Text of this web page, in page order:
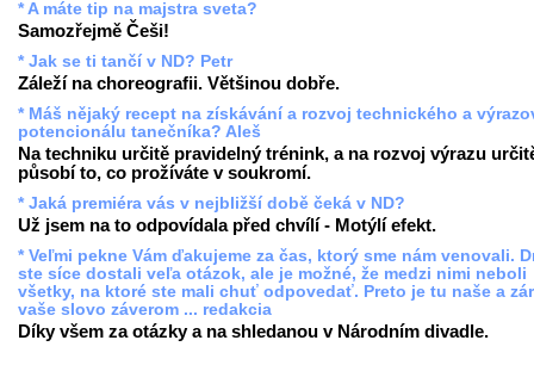
* A máte tip na majstra sveta?
Samozřejmě Češi!
* Jak se ti tančí v ND? Petr
Záleží na choreografii. Většinou dobře.
* Máš nějaký recept na získávání a rozvoj technického a
potencionálu tanečníka? Aleš
Na techniku určitě pravidelný trénink, a na rozvoj výrazu
působí to, co prožíváte v soukromí.
* Jaká premiéra vás v nejbližší době čeká v ND?
Už jsem na to odpovídala před chvílí - Motýlí efekt.
* Veľmi pekne Vám ďakujeme za čas, ktorý sme nám venovali.
ste síce dostali veľa otázok, ale je možné, že medzi nimi neboli
všetky, na ktoré ste mali chuť odpovedať. Preto je tu naše a
vaše slovo záverom ... redakcia
Díky všem za otázky a na shledanou v Národním divadle.